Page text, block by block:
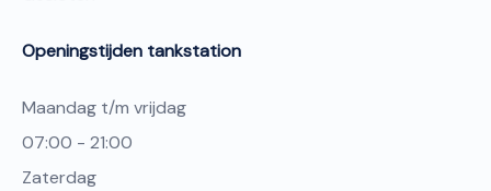
Openingstijden tankstation
Maandag t/m vrijdag
07:00 - 21:00
Zaterdag